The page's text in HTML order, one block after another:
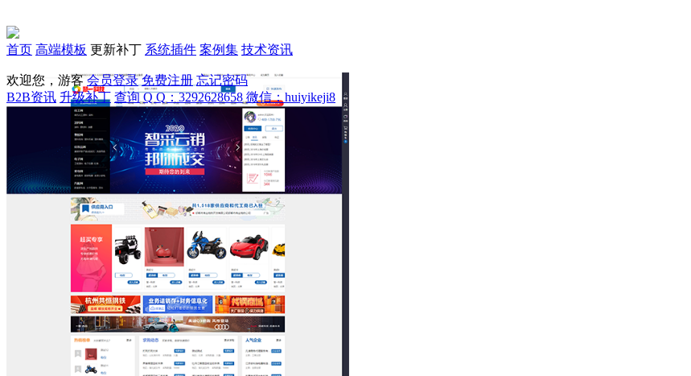
欢迎您，游客 会员登录 免费注册 忘记密码
B2B资讯 升级补丁 查询 Q Q：3292628658 微信：huiyikeji8
首页 高端模板 更新补丁 系统插件 案例集 技术资讯